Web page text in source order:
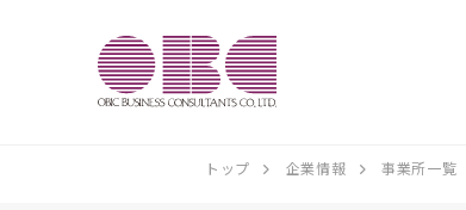
トップ 企業情報 事業所一覧